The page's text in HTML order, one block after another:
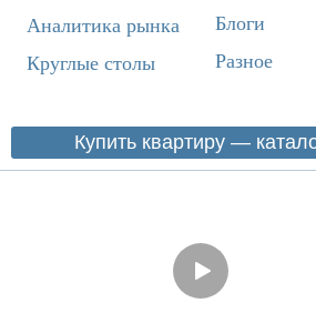
Аналитика рынка
Круглые столы
Блоги
Разное
Купить квартиру —